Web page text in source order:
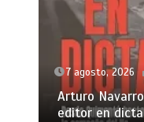
7 agosto, 2026
Arturo
editor en